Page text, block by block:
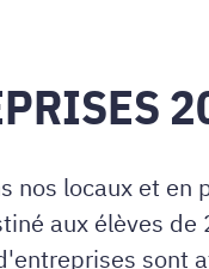
nos locaux et
aux élèves
sont